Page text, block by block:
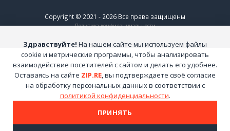
Copyright © 2021 - 2026 Все права защищены
Политика конфиденциальности
Здравствуйте! На нашем сайте мы используем файлы
cookie и метрические программы, чтобы анализировать
взаимодействие посетителей с сайтом и делать его удобнее.
Оставаясь на сайте ZIP.RE, вы подтверждаете своё согласие
на обработку персональных данных в соответствии с
политикой конфиденциальности.
ПРИНЯТЬ